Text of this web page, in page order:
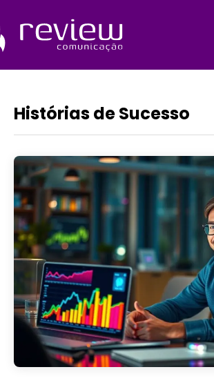
o
conteúdo
Histórias de Sucesso